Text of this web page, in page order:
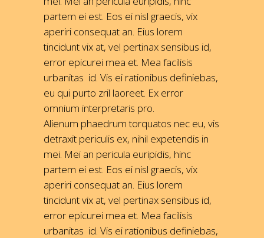
partem ei est. Eos ei nisl graecis, vix
aperiri consequat an. Eius lorem
tincidunt vix at, vel pertinax sensibus id,
error epicurei mea et. Mea facilisis
urbanitas id. Vis ei rationibus definiebas,
eu qui purto zril laoreet. Ex error
omnium interpretaris pro.
Alienum phaedrum torquatos nec eu, vis
detraxit periculis ex, nihil expetendis in
mei. Mei an pericula euripidis, hinc
partem ei est. Eos ei nisl graecis, vix
aperiri consequat an. Eius lorem
tincidunt vix at, vel pertinax sensibus id,
error epicurei mea et. Mea facilisis
urbanitas id. Vis ei rationibus definiebas,